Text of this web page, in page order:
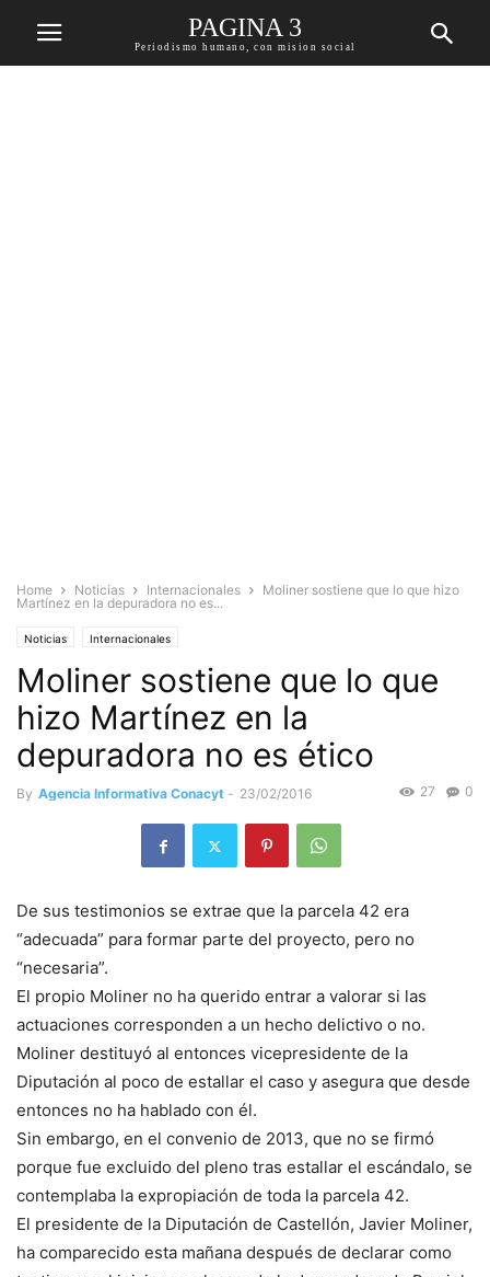
PAGINA 3
Periodismo humano, con mision social
Home Noticias Internacionales
Moliner sostiene que lo que hizo
Martínez en la depuradora no es...
Noticias Internacionales
Moliner sostiene que lo que
hizo Martínez en la
depuradora no es ético
By Agencia Informativa Conacyt - 23/02/2016 0
27
De sus testimonios se extrae que la parcela 42 era
“adecuada” para formar parte del proyecto, pero no
“necesaria”.
El propio Moliner no ha querido entrar a valorar si las
actuaciones corresponden a un hecho delictivo o no.
Moliner destituyó al entonces vicepresidente de la
Diputación al poco de estallar el caso y asegura que desde
entonces no ha hablado con él.
Sin embargo, en el convenio de 2013, que no se firmó
porque fue excluido del pleno tras estallar el escándalo, se
contemplaba la expropiación de toda la parcela 42.
El presidente de la Diputación de Castellón, Javier Moliner,
ha comparecido esta mañana después de declarar como